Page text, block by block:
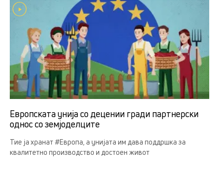
Европската унија со децении гради партнерски
однос со земјоделцитe
Тие ја хранат #Европа, а унијата им дава поддршка за
квалитетно производство и достоен живот